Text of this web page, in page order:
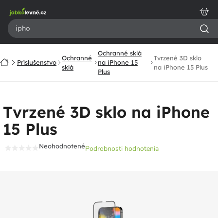
obsah
DomovPríslušenstvo
Ochranné
sklá
Ochranné sklá
na iPhone 15
Plus
Tvrzené 3D sklo
na iPhone 15 Plus
Tvrzené 3D sklo na iPhone
15 Plus
NeohodnotenéPodrobnosti hodnotenia